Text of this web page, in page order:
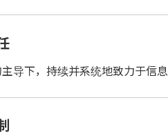
导下，持续并系统地致力于信